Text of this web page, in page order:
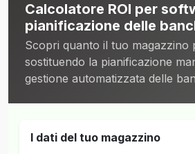
Calcolatore ROI per
pianificazione delle
Scopri quanto il tuo magazzino
sostituendo la pianificazione
gestione automatizzata delle
I dati del tuo magazzino